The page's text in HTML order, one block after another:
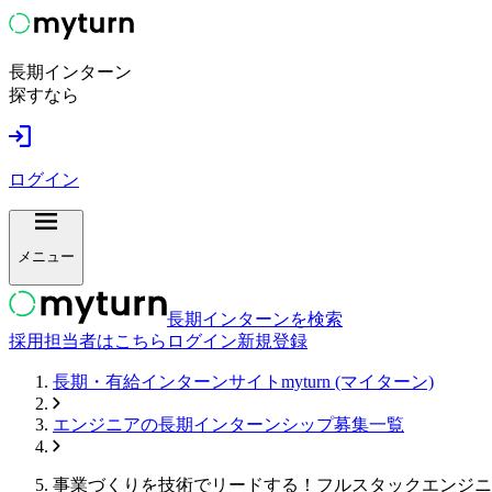
長期インターン
探すなら
ログイン
メニュー
長期インターンを検索
採用担当者はこちら ログイン新規登録
長期・有給インターンサイトmyturn (マイターン)
エンジニアの長期インターンシップ募集一覧
事業づくりを技術でリードする！フルスタックエンジ